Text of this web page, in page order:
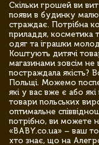
Скільки грошей ви
появи в будинку
страждає. Потрібна
приладдя, косметика
одяг та іграшки
Коштують дитячі
магазинами зовсім
постраждала якість?
Польщі. Можемо
які у вас вже є або
товари польських
оптимальне
потрібно, ви можете
«BABY.co.ua» – ваш
хто знає, що на